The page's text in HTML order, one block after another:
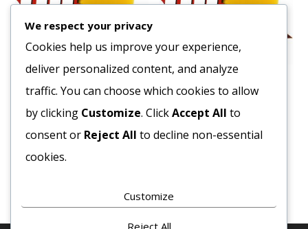
Liszt Búza 25kg.
349Ft
Bruttó egység ár:ft/kg.
Linzer karika 32db/#
532Ft
Bruttó egység ár:ft/db.
We respect your privacy
Cookies help us improve your experience,
deliver personalized content, and analyze
traffic. You can choose which cookies to allow
by clicking Customize. ClickAccept All to
consent or Reject All to decline non-essential
cookies.
Customize
Reject All